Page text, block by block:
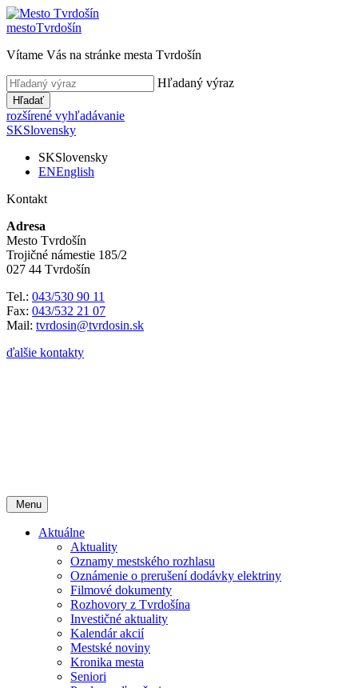
mestoTvrdošín
Vítame Vás na stránke mesta Tvrdošín
Hľadaný výraz
Hľadať
rozšírené vyhľadávanie
SKSlovensky
SKSlovensky
ENEnglish
Kontakt
Adresa
Mesto Tvrdošín
Trojičné námestie 185/2
027 44 Tvrdošín
Tel.: 043/530 90 11
Fax: 043/532 21 07
Mail: tvrdosin@tvrdosin.sk
ďalšie kontakty
Menu
Aktuálne
Aktuality
Oznamy mestského rozhlasu
Oznámenie o prerušení dodávky elektriny
Filmové dokumenty
Rozhovory z Tvrdošína
Investičné aktuality
Kalendár akcií
Mestské noviny
Kronika mesta
Seniori